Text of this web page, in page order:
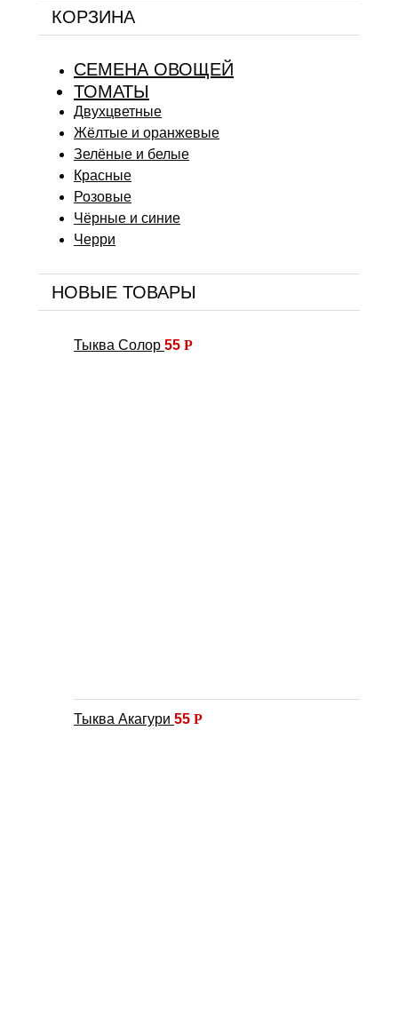
КОРЗИНА
СЕМЕНА ОВОЩЕЙ
ТОМАТЫ
Двухцветные
Жёлтые и оранжевые
Зелёные и белые
Красные
Розовые
Чёрные и синие
Черри
НОВЫЕ ТОВАРЫ
Тыква Солор 55 Р
Тыква Акагури 55 Р